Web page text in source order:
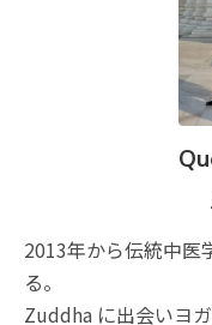
2013年から伝統中医
る。
Zuddha に出会いヨ